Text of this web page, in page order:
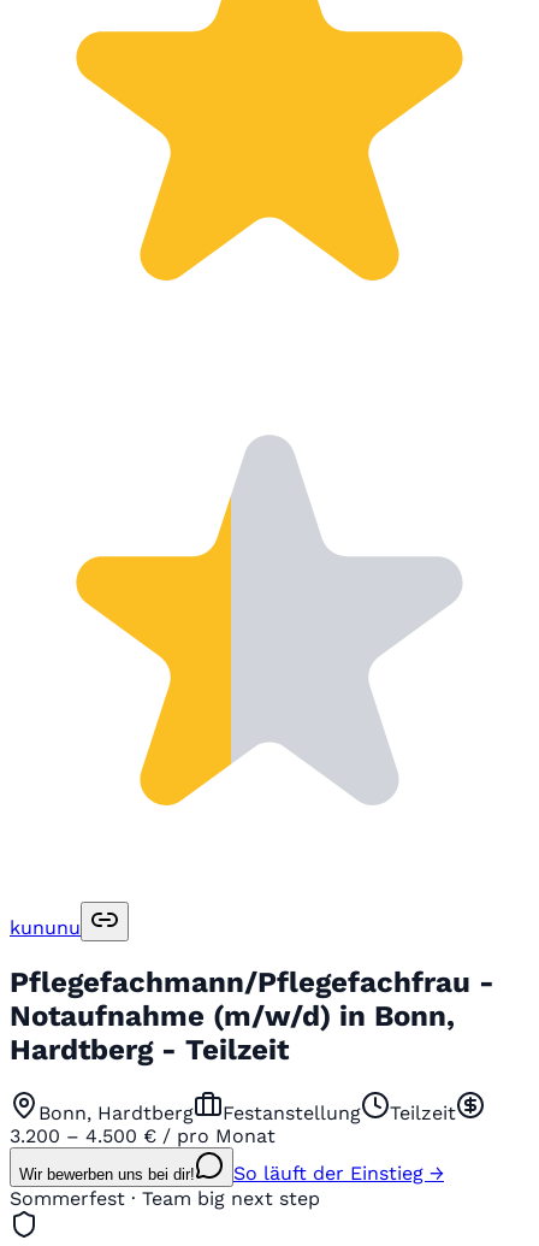
kununu
Pflegefachmann/Pflegefachfrau -
Notaufnahme (m/w/d) in Bonn,
Hardtberg - Teilzeit
Bonn, Hardtberg Festanstellung
Teilzeit
3.200 – 4.500 € / pro Monat
Wir bewerben uns bei dir!
So läuft der Einstieg →
Sommerfest · Team big next step